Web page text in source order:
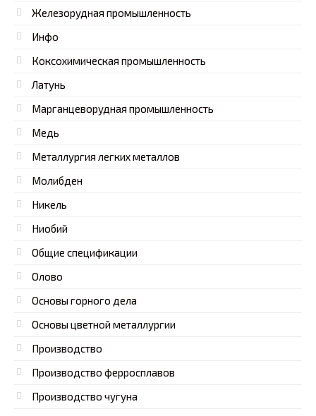
Железорудная промышленность
Инфо
Коксохимическая промышленность
Латунь
Марганцеворудная промышленность
Медь
Металлургия легких металлов
Молибден
Никель
Ниобий
Общие спецификации
Олово
Основы горного дела
Основы цветной металлургии
Производство
Производство ферросплавов
Производство чугуна